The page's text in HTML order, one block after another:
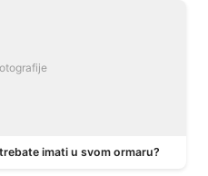
imati u svom ormaru?